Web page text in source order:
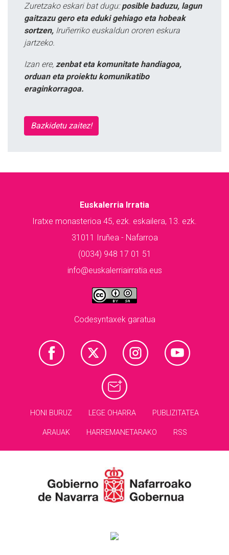
Zuretzako eskari bat dugu: posible baduzu, lagun
gaitzazu gero eta eduki gehiago eta hobeak
sortzen, Iruñerriko euskaldun ororen eskura
jartzeko.
Izan ere, zenbat eta komunitate handiagoa,
orduan eta proiektu komunikatibo
eraginkorragoa.
Bazkidetu zaitez!
Euskalerria Irratia
Iratxe monasterioa 45, ezk. eskailera, 13. ezk.
31011 Iruñea - Nafarroa
(0034) 948 17 01 51
info@euskalerriairratia.eus
Codesyntaxek garatua
HONI BURUZ LEGE OHARRA PUBLIZITATEA
ARAUAK HARREMANETARAKO RSS